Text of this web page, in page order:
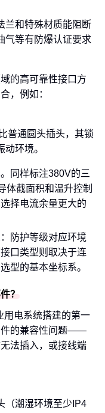
兰和特殊材质能阻断
气等有防爆认证要求
的高可靠性接口方
，例如：
普通圆头插头，其锁
环境。
同样标注380V的三
体截面积和温升控制
择电流余量更大的
防护等级对应环境
口类型则取决于连
型的基本坐标系。
？
用电系统搭建的第一
件的兼容性问题——
法插入，或接线端
（潮湿环境至少IP4